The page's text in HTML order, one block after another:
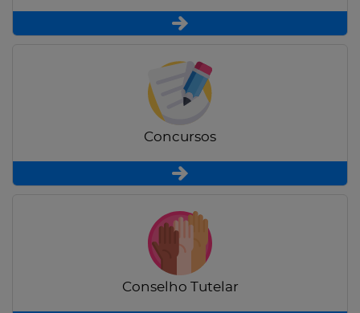
Concursos
Conselho Tutelar